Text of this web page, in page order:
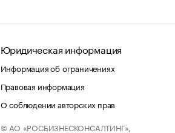
Юридическая информация
Информация об ограничениях
Правовая информация
О соблюдении авторских прав
© АО «РОСБИЗНЕСКОНСАЛТИНГ»,